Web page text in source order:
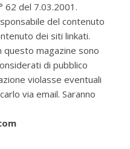
62 del 7.03.2001.
del contenuto
dei siti linkati.
questo magazine sono
di pubblico
violasse eventuali
via email. Saranno